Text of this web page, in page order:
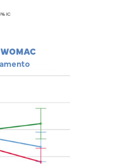
WOMAC